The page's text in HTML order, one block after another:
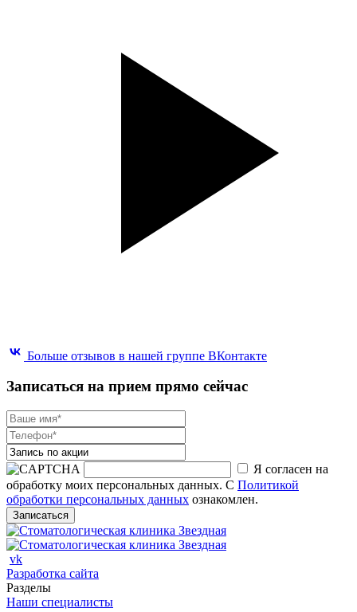
Больше отзывов в нашей группе ВКонтакте
Записаться на прием прямо сейчас
Я согласен на
обработку моих персональных данных. С Политикой
обработки персональных данных ознакомлен.
vk
Разработка сайта
Разделы
Наши специалисты